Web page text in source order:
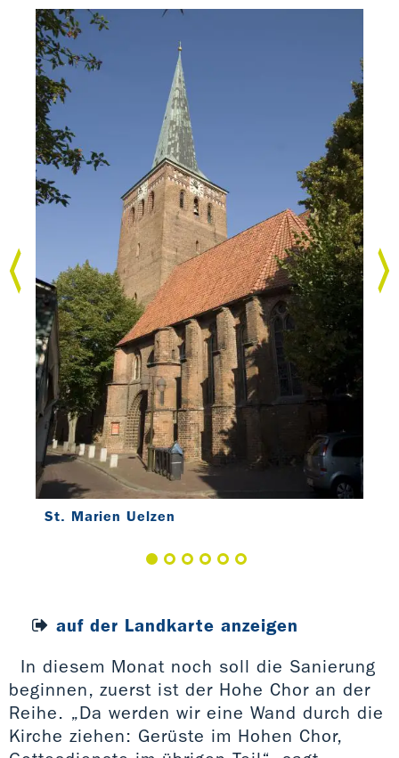
St. Marien Uelzen
auf der Landkarte anzeigen
In diesem Monat noch soll die Sanierung
beginnen, zuerst ist der Hohe Chor an der
Reihe. „Da werden wir eine Wand durch die
Kirche ziehen: Gerüste im Hohen Chor,